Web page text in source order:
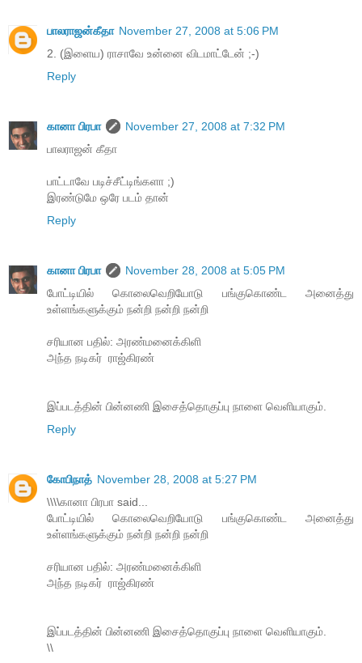
பாலராஜன்கீதா November 27, 2008 at 5:06 PM
2. (இளைய) ராசாவே உன்னை விடமாட்டேன் ;-)
Reply
கானா பிரபா
November 27, 2008 at 7:32 PM
பாலராஜன் கீதா
பாட்டாவே படிச்சீட்டிங்களா ;)
இரண்டுமே ஒரே படம் தான்
Reply
கானா பிரபா
November 28, 2008 at 5:05 PM
போட்டியில் கொலைவெறியோடு பங்குகொண்ட அனைத்து
உள்ளங்களுக்கும் நன்றி நன்றி நன்றி
சரியான பதில்: அரண்மனைக்கிளி
‍அந்த நடிகர் ‍ ராஜ்கிரண்
இப்படத்தின் பின்னணி இசைத்தொகுப்பு நாளை வெளியாகும்.
Reply
கோபிநாத் November 28, 2008 at 5:27 PM
\\\\கானா பிரபா said...
போட்டியில் கொலைவெறியோடு பங்குகொண்ட அனைத்து
உள்ளங்களுக்கும் நன்றி நன்றி நன்றி
சரியான பதில்: அரண்மனைக்கிளி
‍அந்த நடிகர் ‍ ராஜ்கிரண்
இப்படத்தின் பின்னணி இசைத்தொகுப்பு நாளை வெளியாகும்.
\\